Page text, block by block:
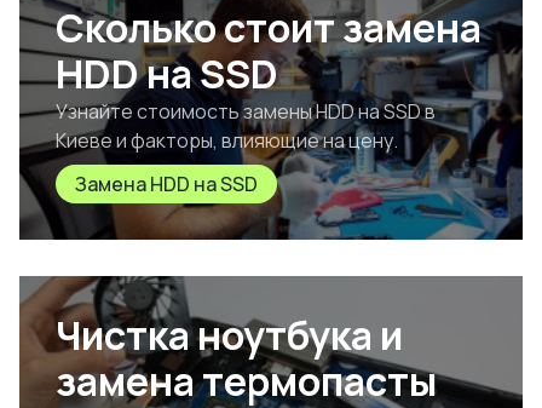
Сколько стоит замена
HDD на SSD
Узнайте стоимость замены HDD на SSD в
Киеве и факторы, влияющие на цену.
Замена HDD на SSD
Чистка ноутбука и
замена термопасты